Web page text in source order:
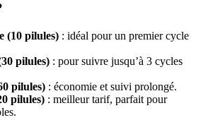
(10 pilules) : idéal pour un premier cycle
pilules) : pour suivre jusqu’à 3 cycles
pilules) : économie et suivi prolongé.
pilules) : meilleur tarif, parfait pour